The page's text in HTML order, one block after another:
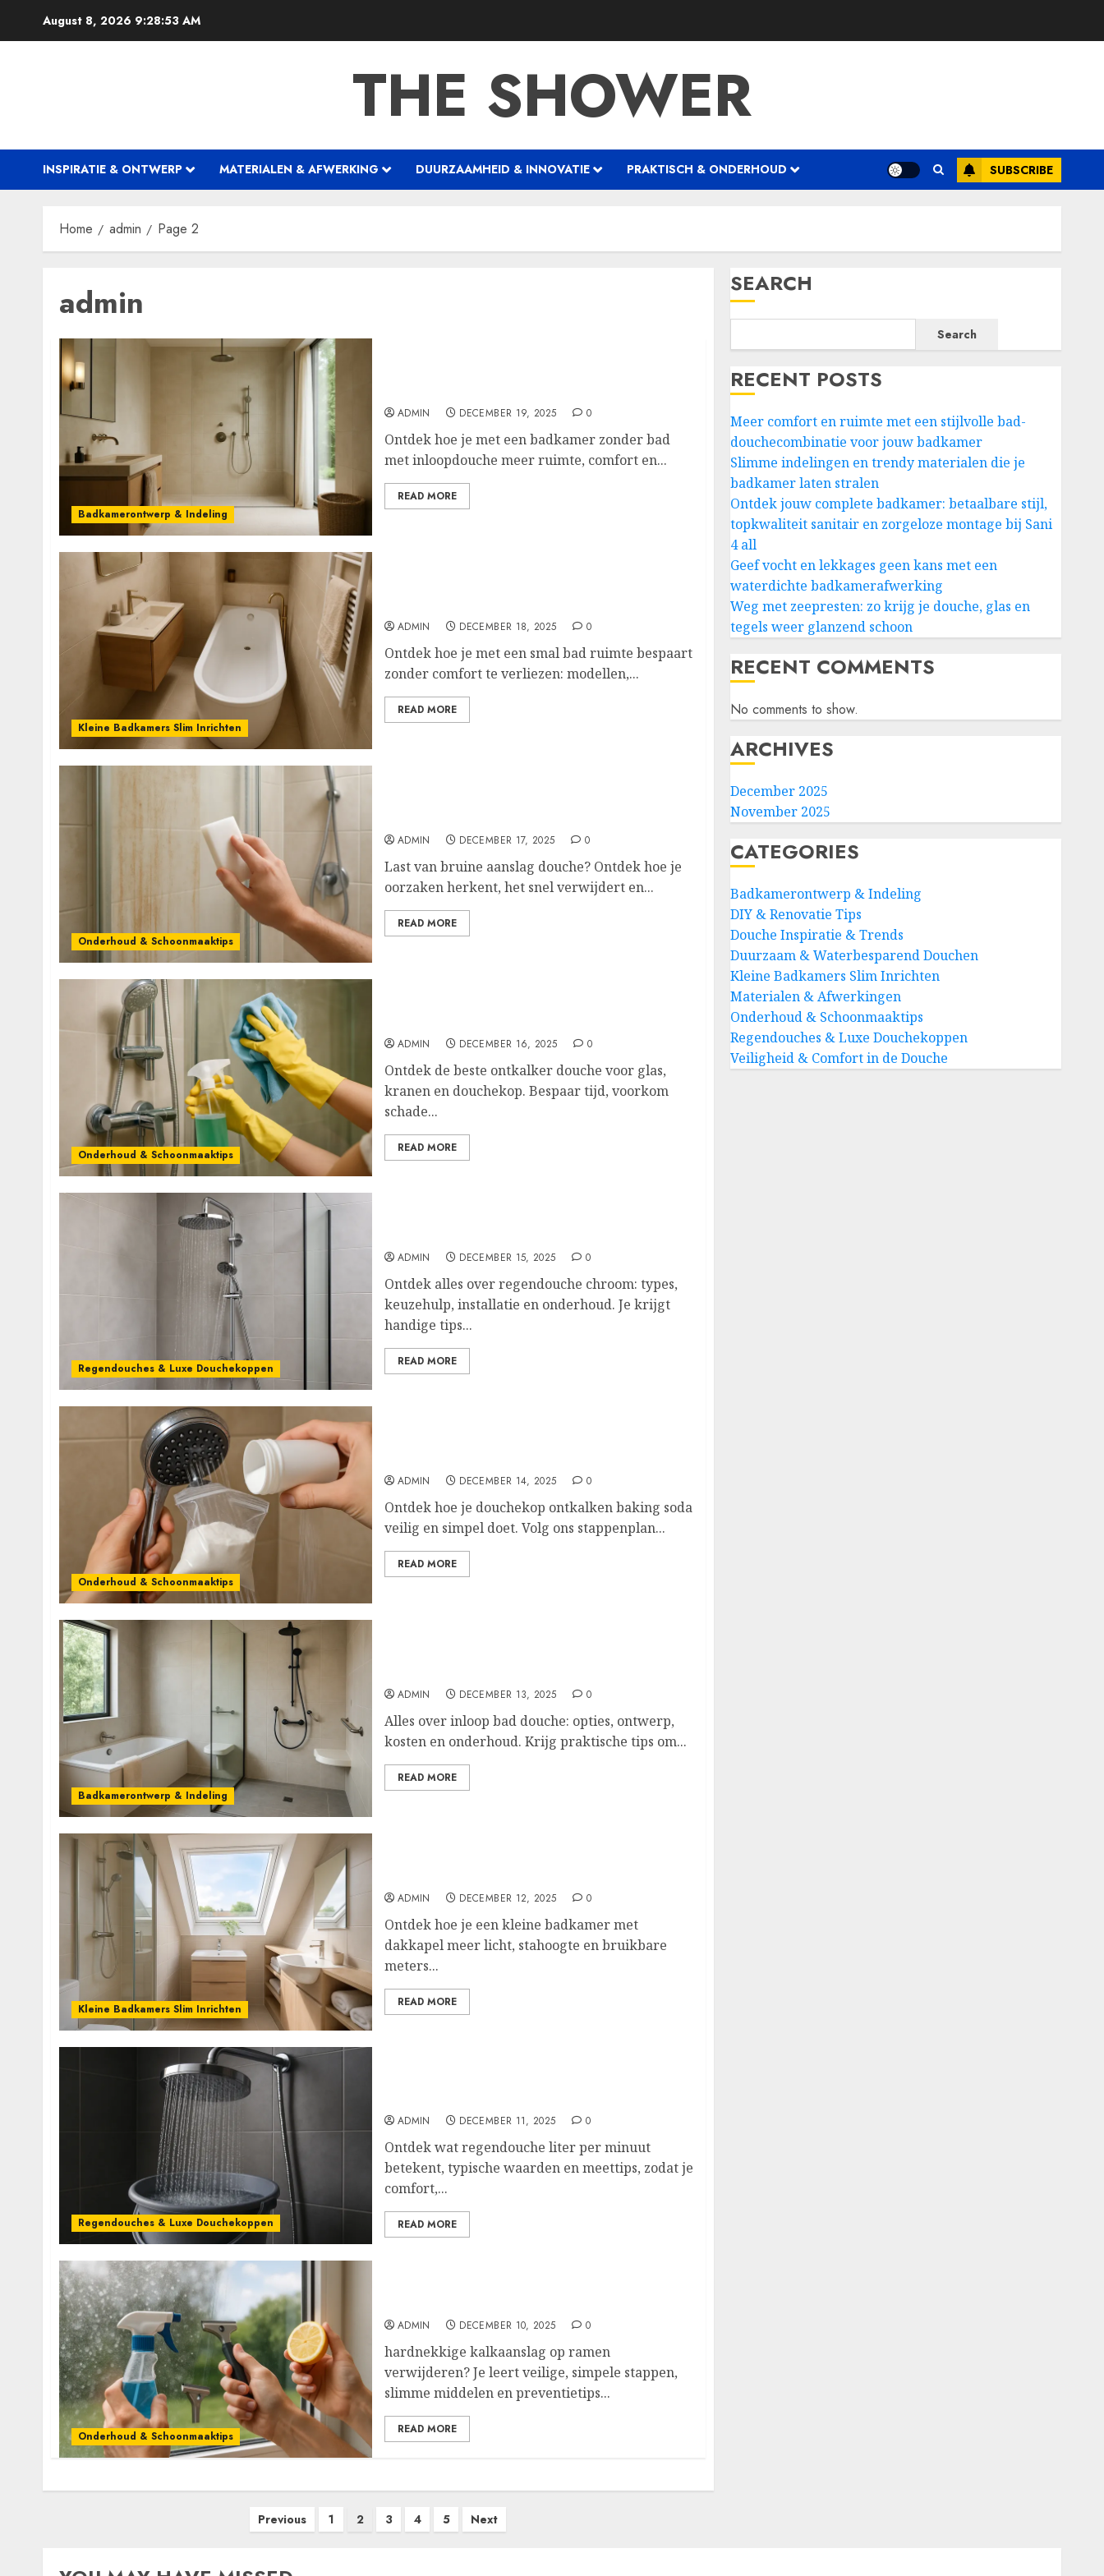
August 8, 2026 9:28:54 AM
THE SHOWER
INSPIRATIE & ONTWERP MATERIALEN & AFWERKING DUURZAAMHEID & INNOVATIE PRAKTISCH & ONDERHOUD SUBSCRIBE
Home admin Page 2
admin
Badkamerontwerp & Indeling
ADMIN DECEMBER 19, 2025 0
Ontdek hoe je met een badkamer zonder bad
met inloopdouche meer ruimte, comfort en...
READ MORE
Kleine Badkamers Slim Inrichten
ADMIN DECEMBER 18, 2025 0
Ontdek hoe je met een smal bad ruimte bespaart
zonder comfort te verliezen: modellen,...
READ MORE
Onderhoud & Schoonmaaktips
ADMIN DECEMBER 17, 2025 0
Last van bruine aanslag douche? Ontdek hoe je
oorzaken herkent, het snel verwijdert en...
READ MORE
Onderhoud & Schoonmaaktips
ADMIN DECEMBER 16, 2025 0
Ontdek de beste ontkalker douche voor glas,
kranen en douchekop. Bespaar tijd, voorkom
schade...
READ MORE
Regendouches & Luxe Douchekoppen
ADMIN DECEMBER 15, 2025 0
Ontdek alles over regendouche chroom: types,
keuzehulp, installatie en onderhoud. Je krijgt
handige tips...
READ MORE
Onderhoud & Schoonmaaktips
ADMIN DECEMBER 14, 2025 0
Ontdek hoe je douchekop ontkalken baking soda
veilig en simpel doet. Volg ons stappenplan...
READ MORE
Badkamerontwerp & Indeling
ADMIN DECEMBER 13, 2025 0
Alles over inloop bad douche: opties, ontwerp,
kosten en onderhoud. Krijg praktische tips om...
READ MORE
Kleine Badkamers Slim Inrichten
ADMIN DECEMBER 12, 2025 0
Ontdek hoe je een kleine badkamer met
dakkapel meer licht, stahoogte en bruikbare
meters...
READ MORE
Regendouches & Luxe Douchekoppen
ADMIN DECEMBER 11, 2025 0
Ontdek wat regendouche liter per minuut
betekent, typische waarden en meettips, zodat je
comfort,...
READ MORE
Onderhoud & Schoonmaaktips
ADMIN DECEMBER 10, 2025 0
hardnekkige kalkaanslag op ramen
verwijderen? Je leert veilige, simpele stappen,
slimme middelen en preventietips...
READ MORE
Previous 1 2 3 4 5 Next
SEARCH
Search
RECENT POSTS
Meer comfort en ruimte met een stijlvolle bad-
douchecombinatie voor jouw badkamer
Slimme indelingen en trendy materialen die je
badkamer laten stralen
Ontdek jouw complete badkamer: betaalbare stijl,
topkwaliteit sanitair en zorgeloze montage bij Sani
4 all
Geef vocht en lekkages geen kans met een
waterdichte badkamerafwerking
Weg met zeepresten: zo krijg je douche, glas en
tegels weer glanzend schoon
RECENT COMMENTS
No comments to show.
ARCHIVES
December 2025
November 2025
CATEGORIES
Badkamerontwerp & Indeling
DIY & Renovatie Tips
Douche Inspiratie & Trends
Duurzaam & Waterbesparend Douchen
Kleine Badkamers Slim Inrichten
Materialen & Afwerkingen
Onderhoud & Schoonmaaktips
Regendouches & Luxe Douchekoppen
Veiligheid & Comfort in de Douche